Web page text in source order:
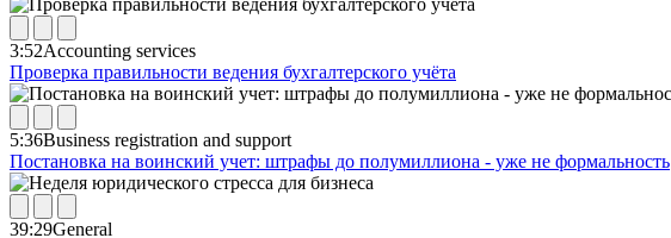
3:52Accounting services
Проверка правильности ведения бухгалтерского учёта
5:36Business registration and support
Постановка на воинский учет: штрафы до полумиллиона - уже не формальность
39:29General